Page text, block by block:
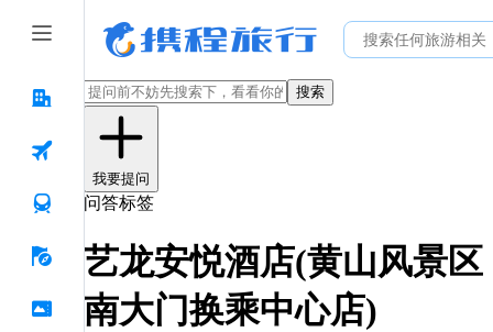
搜索
我要提问
问答标签
艺龙安悦酒店(黄山风景区
南大门换乘中心店)